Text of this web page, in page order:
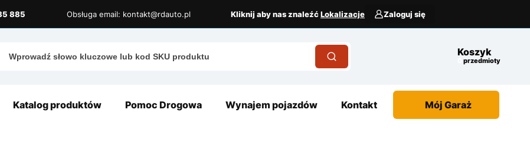
885 Obsługa email: kontakt@rdauto.pl Kliknij aby nas znaleźćLokalizacje Zaloguj się
Koszyk
przedmioty
Katalog produktów Pomoc Drogowa Wynajem pojazdów Kontakt Mój Garaż